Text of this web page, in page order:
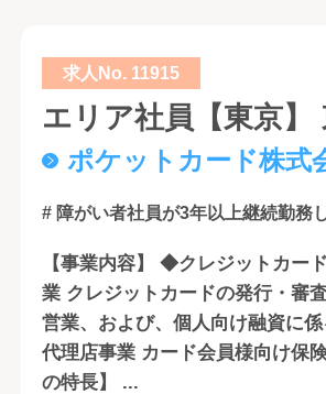
求人No. 11915
エリア社員【東京】
ポケットカード株式
# 障がい者社員が3年以上継続勤務
【事業内容】 ◆クレジットカー
業 クレジットカードの発行・審
営業、および、個人向け融資に
代理店事業 カード会員様向け保
の特長】 ...